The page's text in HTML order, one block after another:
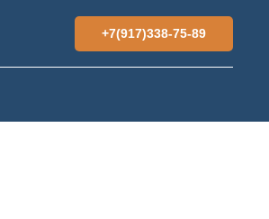
+7(917)338-75-89